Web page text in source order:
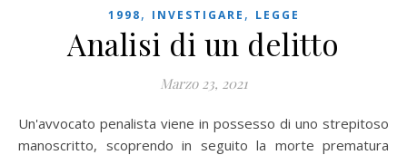
1998, INVESTIGARE , LEGGE
Analisi di un delitto
Marzo 23, 2021
Un'avvocato penalista viene in possesso di uno strepitoso
manoscritto, scoprendo in seguito la morte prematura